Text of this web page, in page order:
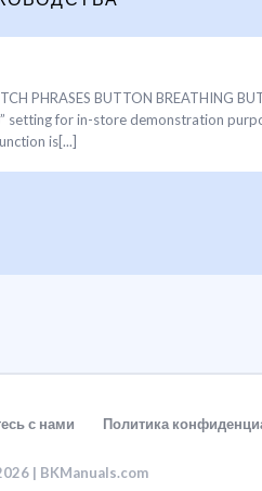
PHRASES BUTTON BREATHING
setting for in-store demonstration
is[...]
с нами Политика
| BKManuals.com